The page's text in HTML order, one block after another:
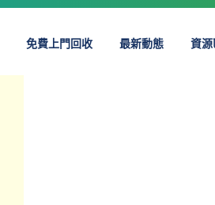
免費上門回收 最新動態 資源